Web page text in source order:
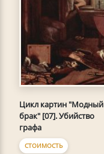
Цикл картин "Модный
брак" [07]. Убийство
графа
СТОИМОСТЬ